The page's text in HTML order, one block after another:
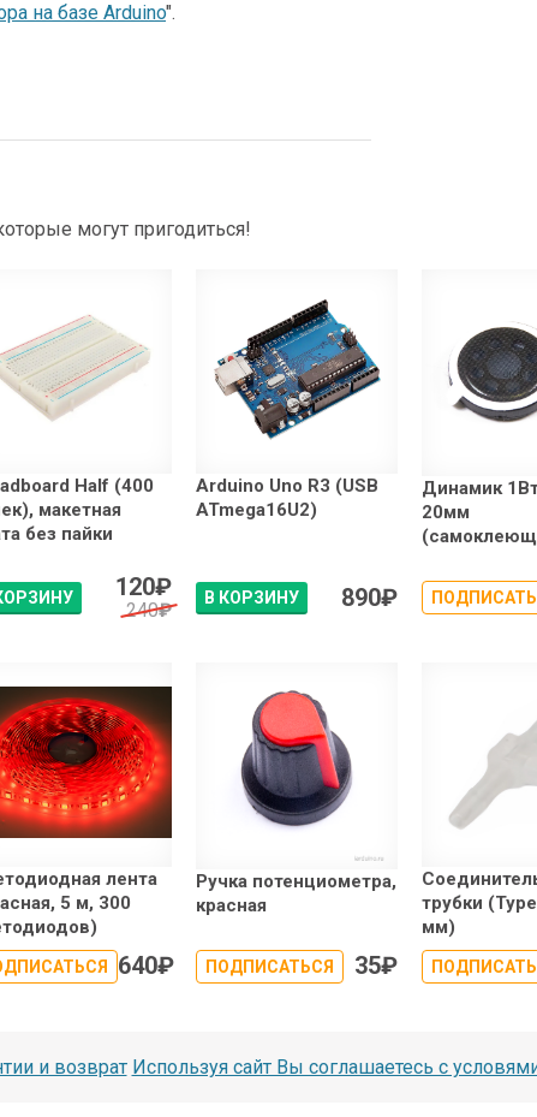
на базе Arduino".
могут пригодиться!
Half (400
макетная
без пайки
120₽
240₽
Arduino Uno R3 (USB
ATmega16U2)
В КОРЗИНУ 890₽
Динамик
20мм
лента
5 м, 300
640₽
Ручка потенциометра,
красная
ПОДПИСАТЬСЯ 35₽
трубки
мм)
и возврат Используя сайт Вы соглашаетесь с